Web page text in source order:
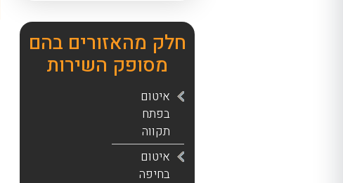
חלק מהאזורים בהם
מסופק השירות
איטום
בפתח
תקווה
איטום
בחיפה